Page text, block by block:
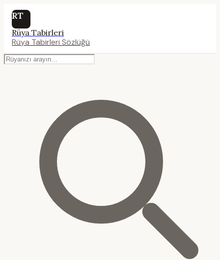
RT
Rüya Tabirleri
Rüya Tabirleri Sözlüğü